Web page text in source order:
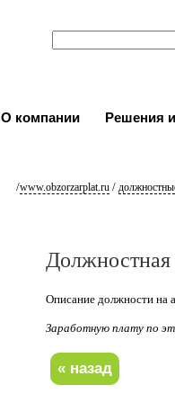
О компании Решения
/www.obzorzarplat.ru/
Должностная
Описание должности на
Заработную плату по